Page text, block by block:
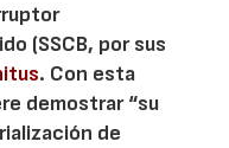
(SSCB, por sus
. Con esta
demostrar “su
de